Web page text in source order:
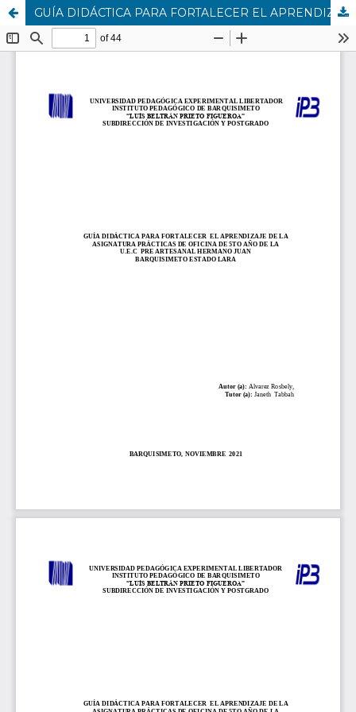
GUÍA DIDÁCTICA PARA FORTALECER EL APRENDIZAJE DE LA ASIGNATURA PRÁCTICAS DE OFICINA DE 5TO AÑO DE LA U.E.C PRE ARTESANAL HERMANO JUAN BARQUISIMETO ESTADO LARA.